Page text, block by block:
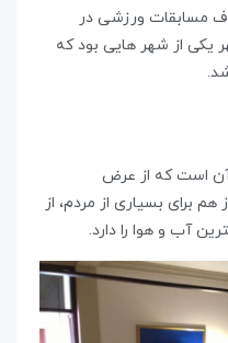
مسابقات ورزشی در
سال 2018 این شهر یکی از شهر هایی بود که
آن است که از عرض
هم برای بسیاری از مردم، از
آب و هوا را دارد.